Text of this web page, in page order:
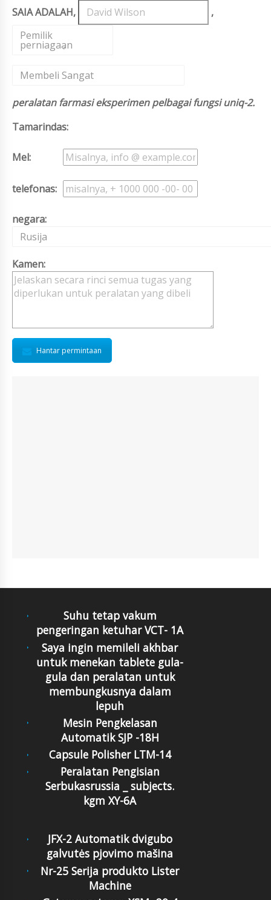
SAIA ADALAH,
,
Pemilik
perniagaan
,
Membeli Sangat
peralatan farmasi eksperimen pelbagai fungsi uniq-2.
Tamarindas:
Mel:
telefonas:
negara:
Rusija
Kamen:
Hantar permintaan
Suhu tetap vakum
pengeringan ketuhar VCT- 1A
Saya ingin memileli akhbar
untuk menekan tablete gula-
gula dan peralatan untuk
membungkusnya dalam
lepuh
Mesin Pengkelasan
Automatik SJP -18H
Capsule Polisher LTM-14
Peralatan Pengisian
Serbukasrussia _ subjects.
kgm XY-6A
JFX-2 Automatik dvigubo
galvutės pjovimo mašina
Nr-25 Serija produkto Lister
Machine